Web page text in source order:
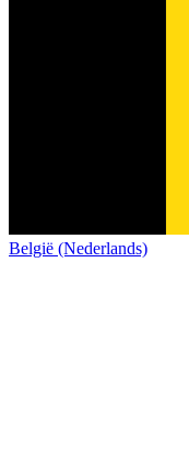
België (Nederlands)